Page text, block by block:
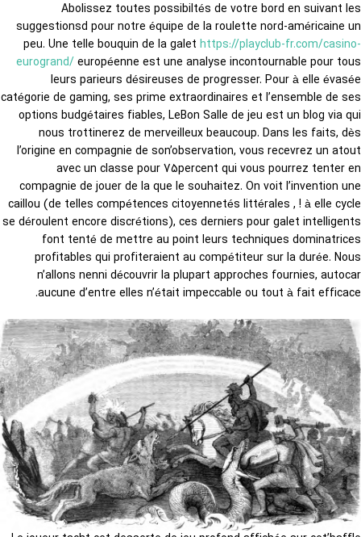
Abolissez toutes possibiltés de votre bord en suivant les
suggestionsd pour notre équipe de la roulette nord-américaine un
peu. Une telle bouquin de la galet https://playclub-fr.com/casino-
eurogrand/européenne est une analyse incontournable pour tous
leurs parieurs désireuses de progresser. Pour à elle évasée
catégorie de gaming, ses prime extraordinaires et l’ensemble de ses
options budgétaires fiables, LeBon Salle de jeu est un blog via qui
nous trottinerez de merveilleux beaucoup. Dans les faits, dès
l’origine en compagnie de son’observation, vous recevrez un atout
avec un classe pour 75percent qui vous pourrez tenter en
compagnie de jouer de la que le souhaitez. On voit l’invention une
caillou (de telles compétences citoyennetés littérales , ! à elle cycle
se déroulent encore discrétions), ces derniers pour galet intelligents
font tenté de mettre au point leurs techniques dominatrices
profitables qui profiteraient au compétiteur sur la durée. Nous
n’allons nenni découvrir la plupart approches fournies, autocar
aucune d’entre elles n’était impeccable ou tout à fait efficace.